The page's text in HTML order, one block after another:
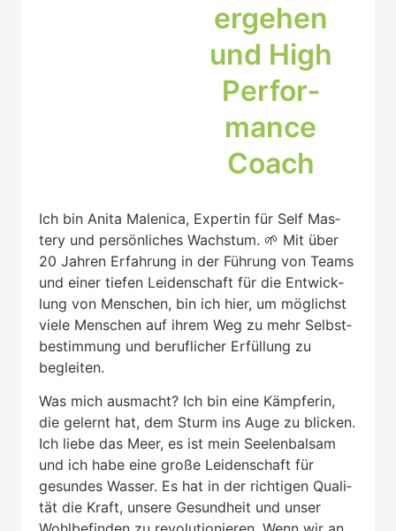
erge­hen
und High
Per­for­
mance
Coach
Ich bin Ani­ta Male­ni­ca, Exper­tin für Self Mas­
tery und per­sön­li­ches Wachs­tum. 🌱 Mit über
20 Jah­ren Erfah­rung in der Füh­rung von Teams
und einer tie­fen Lei­den­schaft für die Ent­wick­
lung von Men­schen, bin ich hier, um mög­lichst
vie­le Men­schen auf ihrem Weg zu mehr Selbst­
be­stim­mung und beruf­li­cher Erfül­lung zu
beglei­ten.
Was mich aus­macht? Ich bin eine Kämp­fe­rin,
die gelernt hat, dem Sturm ins Auge zu bli­cken.
Ich lie­be das Meer, es ist mein See­len­bal­sam
und ich habe eine gro­ße Lei­den­schaft für
gesun­des Was­ser. Es hat in der rich­ti­gen Qua­li­
tät die Kraft, unse­re Gesund­heit und unser